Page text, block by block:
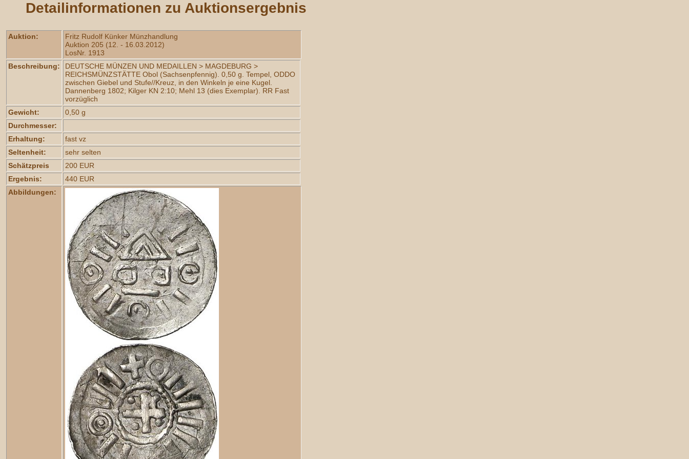
Detailinformationen zu Auktionsergebnis
Auktion:
Fritz Rudolf Künker Münzhandlung
Auktion 205 (12. - 16.03.2012)
LosNr. 1913
Beschreibung:
DEUTSCHE MÜNZEN UND MEDAILLEN > MAGDEBURG >
REICHSMÜNZSTÄTTE Obol (Sachsenpfennig). 0,50 g. Tempel, ODDO
zwischen Giebel und Stufe//Kreuz, in den Winkeln je eine Kugel.
Dannenberg 1802; Kilger KN 2:10; Mehl 13 (dies Exemplar). RR Fast
vorzüglich
Gewicht:
0,50 g
Durchmesser:
Erhaltung:
fast vz
Seltenheit:
sehr selten
Schätzpreis
200 EUR
Ergebnis:
440 EUR
Abbildungen: